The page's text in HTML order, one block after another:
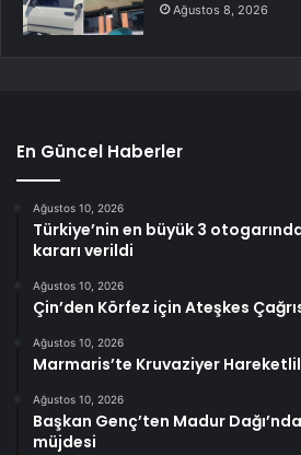
Ağustos 8, 2026
En Güncel Haberler
Ağustos 10, 2026
Türkiye’nin en büyük 3
kararı verildi
Ağustos 10, 2026
Çin’den Körfez için Ateşkes
Ağustos 10, 2026
Marmaris’te Kruvaziyer
Ağustos 10, 2026
Başkan Genç’ten Madur
müjdesi